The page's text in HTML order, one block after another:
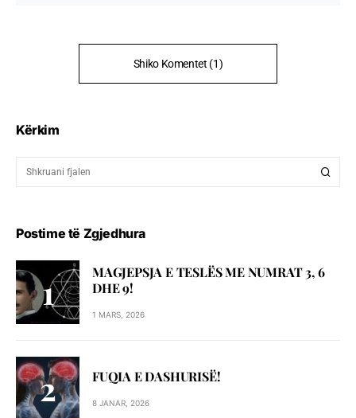
Shiko Komentet (1)
Kërkim
Postime të Zgjedhura
MAGJEPSJA E TESLËS ME NUMRAT 3, 6
DHE 9!
1 MARS, 2026
FUQIA E DASHURISË!
8 JANAR, 2026